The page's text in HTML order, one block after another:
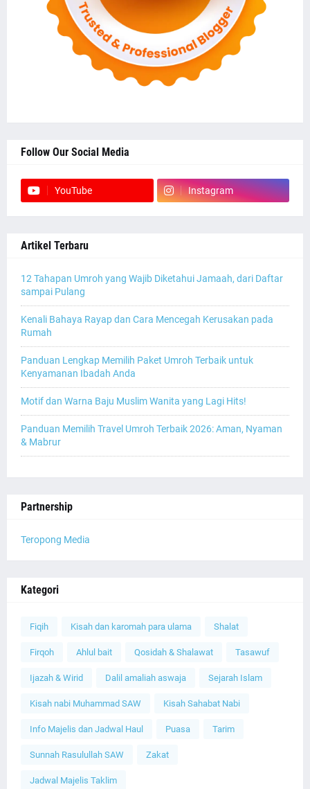
Follow Our Social Media
YouTube Instagram
Artikel Terbaru
12 Tahapan Umroh yang Wajib Diketahui Jamaah, dari Daftar
sampai Pulang
Kenali Bahaya Rayap dan Cara Mencegah Kerusakan pada
Rumah
Panduan Lengkap Memilih Paket Umroh Terbaik untuk
Kenyamanan Ibadah Anda
Motif dan Warna Baju Muslim Wanita yang Lagi Hits!
Panduan Memilih Travel Umroh Terbaik 2026: Aman, Nyaman
& Mabrur
Partnership
Teropong Media
Kategori
Fiqih Kisah dan karomah para ulama Shalat
Firqoh Ahlul bait Qosidah & Shalawat Tasawuf
Ijazah & Wirid Dalil amaliah aswaja Sejarah Islam
Kisah nabi Muhammad SAW Kisah Sahabat Nabi
Info Majelis dan Jadwal Haul Puasa Tarim
Sunnah Rasulullah SAW Zakat
Jadwal Majelis Taklim